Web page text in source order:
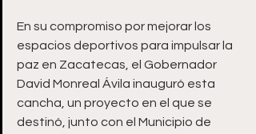
En su compromiso por mejorar los
espacios deportivos para impulsar la
paz en Zacatecas, el Gobernador
David Monreal Ávila inauguró esta
cancha, un proyecto en el que se
destinó, junto con el Municipio de